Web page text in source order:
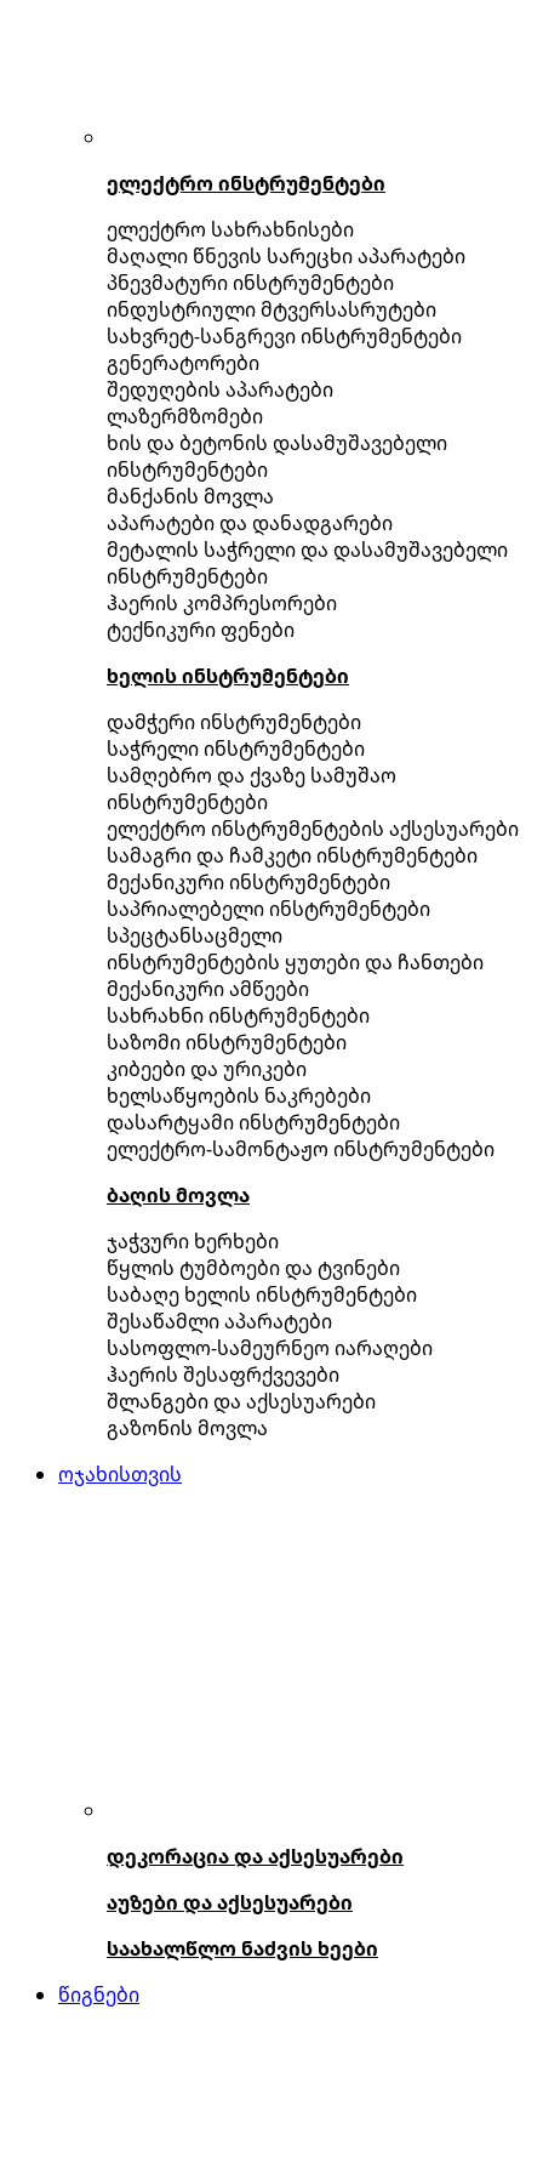
ელექტრო ინსტრუმენტები
ელექტრო სახრახნისები
მაღალი წნევის სარეცხი აპარატები
პნევმატური ინსტრუმენტები
ინდუსტრიული მტვერსასრუტები
სახვრეტ-სანგრევი ინსტრუმენტები
გენერატორები
შედუღების აპარატები
ლაზერმზომები
ხის და ბეტონის დასამუშავებელი
ინსტრუმენტები
მანქანის მოვლა
აპარატები და დანადგარები
მეტალის საჭრელი და დასამუშავებელი
ინსტრუმენტები
ჰაერის კომპრესორები
ტექნიკური ფენები
ხელის ინსტრუმენტები
დამჭერი ინსტრუმენტები
საჭრელი ინსტრუმენტები
სამღებრო და ქვაზე სამუშაო
ინსტრუმენტები
ელექტრო ინსტრუმენტების აქსესუარები
სამაგრი და ჩამკეტი ინსტრუმენტები
მექანიკური ინსტრუმენტები
საპრიალებელი ინსტრუმენტები
სპეცტანსაცმელი
ინსტრუმენტების ყუთები და ჩანთები
მექანიკური ამწეები
სახრახნი ინსტრუმენტები
საზომი ინსტრუმენტები
კიბეები და ურიკები
ხელსაწყოების ნაკრებები
დასარტყამი ინსტრუმენტები
ელექტრო-სამონტაჟო ინსტრუმენტები
ბაღის მოვლა
ჯაჭვური ხერხები
წყლის ტუმბოები და ტვინები
საბაღე ხელის ინსტრუმენტები
შესაწამლი აპარატები
სასოფლო-სამეურნეო იარაღები
ჰაერის შესაფრქვევები
შლანგები და აქსესუარები
გაზონის მოვლა
ოჯახისთვის
დეკორაცია და აქსესუარები
აუზები და აქსესუარები
საახალწლო ნაძვის ხეები
წიგნები